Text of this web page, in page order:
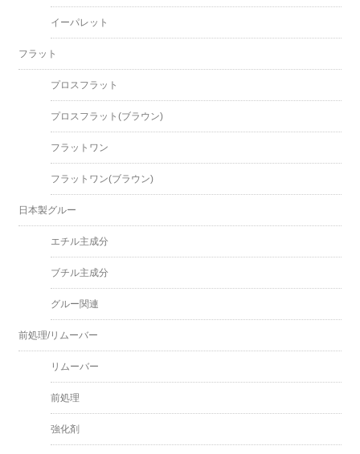
イーパレット
フラット
プロスフラット
プロスフラット(ブラウン)
フラットワン
フラットワン(ブラウン)
日本製グルー
エチル主成分
ブチル主成分
グルー関連
前処理/リムーバー
リムーバー
前処理
強化剤